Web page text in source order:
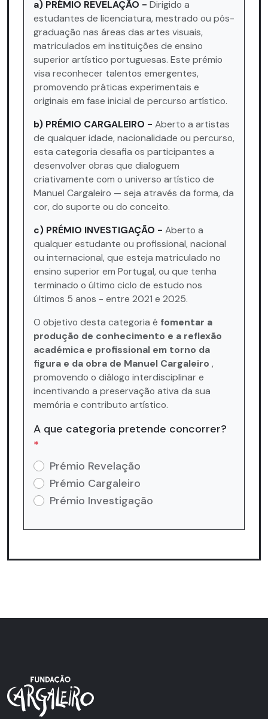
a) PRÉMIO REVELAÇÃO - Dirigido a
estudantes de licenciatura, mestrado ou pós-
graduação nas áreas das artes visuais,
matriculados em instituições de ensino
superior artístico portuguesas. Este prémio
visa reconhecer talentos emergentes,
promovendo práticas experimentais e
originais em fase inicial de percurso artístico.
b) PRÉMIO CARGALEIRO - Aberto a artistas
de qualquer idade, nacionalidade ou percurso,
esta categoria desafia os participantes a
desenvolver obras que dialoguem
criativamente com o universo artístico de
Manuel Cargaleiro — seja através da forma, da
cor, do suporte ou do conceito.
c) PRÉMIO INVESTIGAÇÃO - Aberto a
qualquer estudante ou profissional, nacional
ou internacional, que esteja matriculado no
ensino superior em Portugal, ou que tenha
terminado o último ciclo de estudo nos
últimos 5 anos - entre 2021 e 2025.
O objetivo desta categoria é fomentar a
produção de conhecimento e a reflexão
académica e profissional em torno da
figura e da obra de Manuel Cargaleiro ,
promovendo o diálogo interdisciplinar e
incentivando a preservação ativa da sua
memória e contributo artístico.
A que categoria pretende concorrer?
*
Prémio Revelação
Prémio Cargaleiro
Prémio Investigação